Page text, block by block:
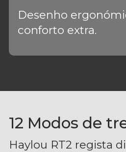
Desenho
conforto extra.
12 Modos de
Haylou RT2 regista